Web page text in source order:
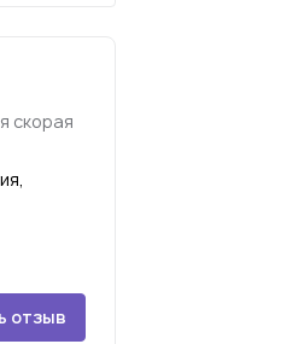
скорая
отзыв